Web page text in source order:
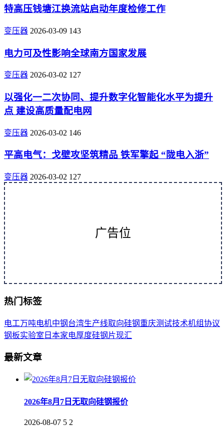
特高压钱塘江换流站启动年度检修工作
变压器 2026-03-09 143
电力可及性影响全球南方国家发展
变压器 2026-03-02 127
以强化一二次协同、提升数字化智能化水平为提升
点 建设高质量配电网
变压器 2026-03-02 146
平高电气：戈壁攻坚筑精品 铁军擎起 “陇电入浙”
变压器 2026-03-02 127
广告位
热门标签
电工万吨电机中钢台湾生产线取向硅钢重庆测试技术机组协议
钢板实验室 日本家电厚度硅钢片现汇
最新文章
2026年8月7日无取向硅钢报价
2026-08-07 5 2